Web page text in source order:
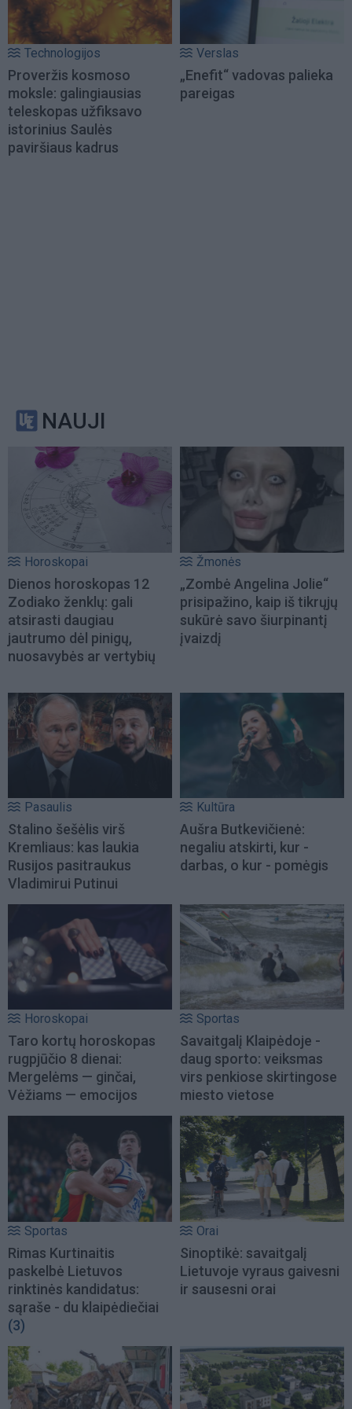
Technologijos
Proveržis kosmoso
moksle: galingiausias
teleskopas užfiksavo
istorinius Saulės
paviršiaus kadrus
Verslas
„Enefit“ vadovas palieka
pareigas
NAUJI
Horoskopai
Dienos horoskopas 12
Zodiako ženklų: gali
atsirasti daugiau
jautrumo dėl pinigų,
nuosavybės ar vertybių
Žmonės
„Zombė Angelina Jolie“
prisipažino, kaip iš tikrųjų
sukūrė savo šiurpinantį
įvaizdį
Pasaulis
Stalino šešėlis virš
Kremliaus: kas laukia
Rusijos pasitraukus
Vladimirui Putinui
Kultūra
Aušra Butkevičienė:
negaliu atskirti, kur -
darbas, o kur - pomėgis
Horoskopai
Taro kortų horoskopas
rugpjūčio 8 dienai:
Mergelėms — ginčai,
Vėžiams — emocijos
Sportas
Savaitgalį Klaipėdoje -
daug sporto: veiksmas
virs penkiose skirtingose
miesto vietose
Sportas
Rimas Kurtinaitis
paskelbė Lietuvos
rinktinės kandidatus:
sąraše - du klaipėdiečiai
(3)
Orai
Sinoptikė: savaitgalį
Lietuvoje vyraus gaivesni
ir sausesni orai